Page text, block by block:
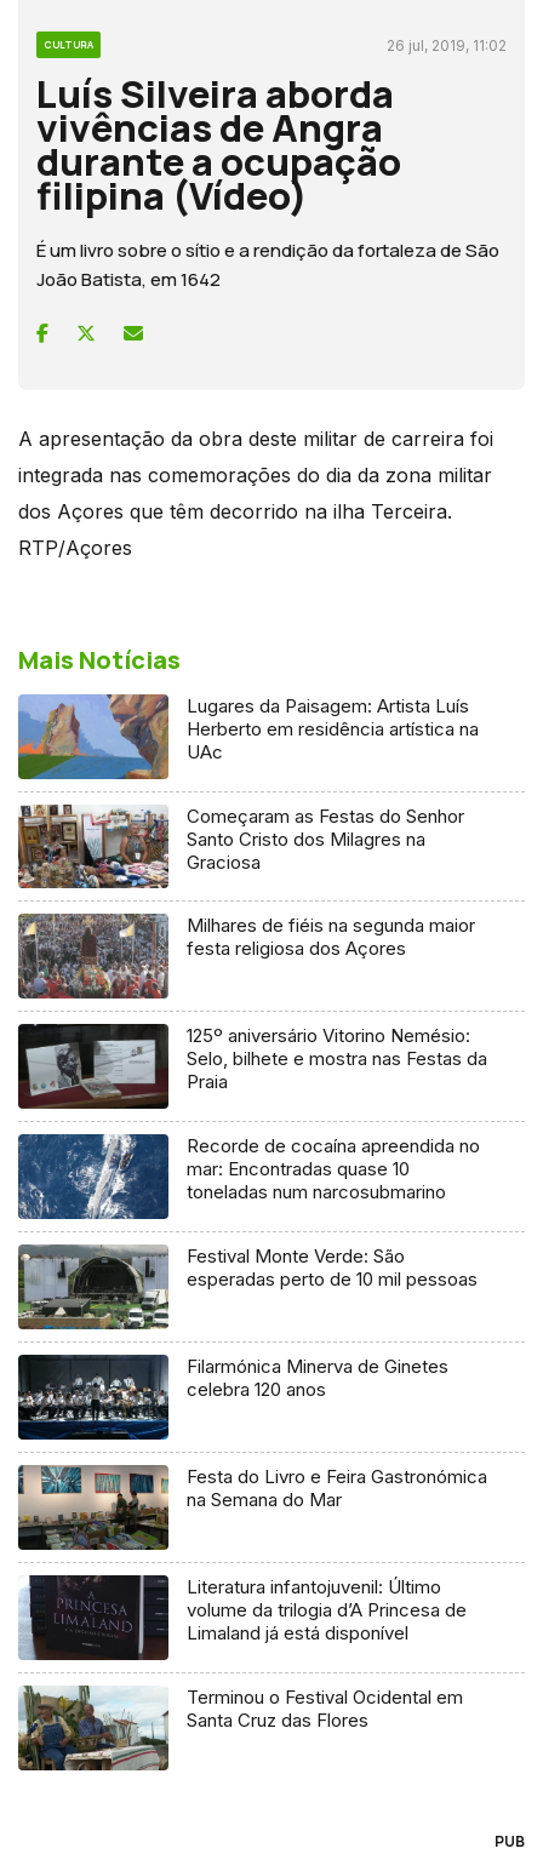
CULTURA 26 jul, 2019, 11:02
Luís Silveira aborda
vivências de Angra
durante a ocupação
filipina (Vídeo)
É um livro sobre o sítio e a rendição da fortaleza de São
João Batista, em 1642
A apresentação da obra deste militar de carreira foi
integrada nas comemorações do dia da zona militar
dos Açores que têm decorrido na ilha Terceira.
RTP/Açores
Mais Notícias
Lugares da Paisagem: Artista Luís
Herberto em residência artística na
UAc
Começaram as Festas do Senhor
Santo Cristo dos Milagres na
Graciosa
Milhares de fiéis na segunda maior
festa religiosa dos Açores
125º aniversário Vitorino Nemésio:
Selo, bilhete e mostra nas Festas da
Praia
Recorde de cocaína apreendida no
mar: Encontradas quase 10
toneladas num narcosubmarino
Festival Monte Verde: São
esperadas perto de 10 mil pessoas
Filarmónica Minerva de Ginetes
celebra 120 anos
Festa do Livro e Feira Gastronómica
na Semana do Mar
Literatura infantojuvenil: Último
volume da trilogia d’A Princesa de
Limaland já está disponível
Terminou o Festival Ocidental em
Santa Cruz das Flores
PUB